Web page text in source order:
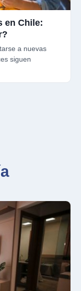
en Chile:
a nuevas
siguen